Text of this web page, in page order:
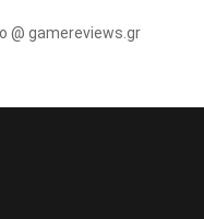
@ gamereviews.gr